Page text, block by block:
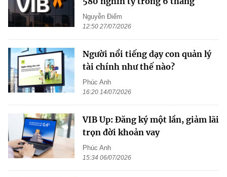
Nguyễn Điểm
12:50 27/07/2026
Người nổi tiếng dạy con quản lý
tài chính như thế nào?
Phúc Anh
16:20 14/07/2026
VIB Up: Đăng ký một lần, giảm lãi
trọn đời khoản vay
Phúc Anh
15:34 06/07/2026